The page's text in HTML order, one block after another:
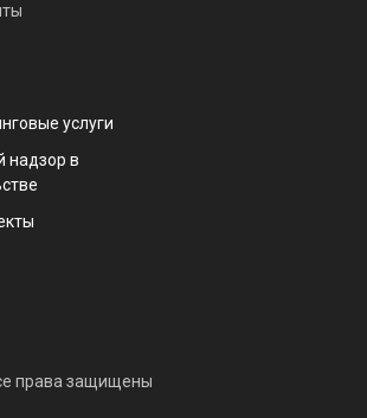
права защищены
надзор в
услуги